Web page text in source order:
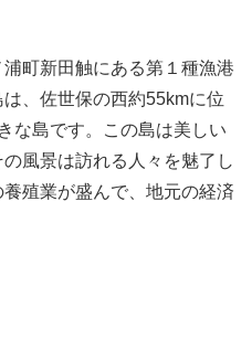
町新田触にある第１種漁港
、佐世保の西約55kmに位
な島です。この島は美しい
風景は訪れる人々を魅了し
殖業が盛んで、地元の経済